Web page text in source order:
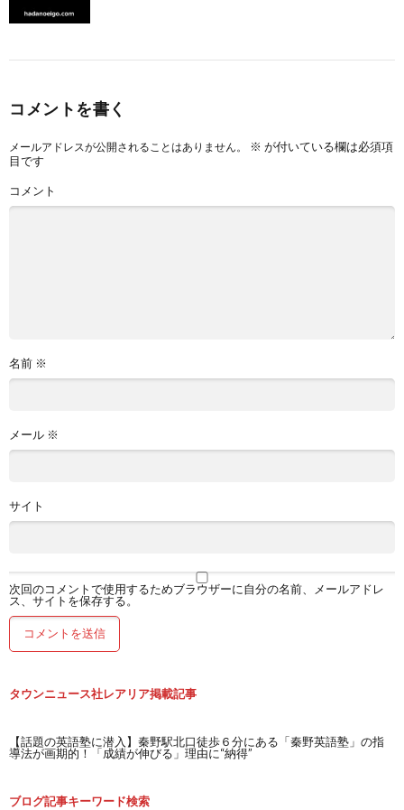
コメントを書く
メールアドレスが公開されることはありません。 ※ が付いている欄は必須項
目です
コメント
名前 ※
メール ※
サイト
次回のコメントで使用するためブラウザーに自分の名前、メールアドレ
ス、サイトを保存する。
タウンニュース社レアリア掲載記事
【話題の英語塾に潜入】秦野駅北口徒歩６分にある「秦野英語塾」の指
導法が画期的！「成績が伸びる」理由に“納得”
ブログ記事キーワード検索